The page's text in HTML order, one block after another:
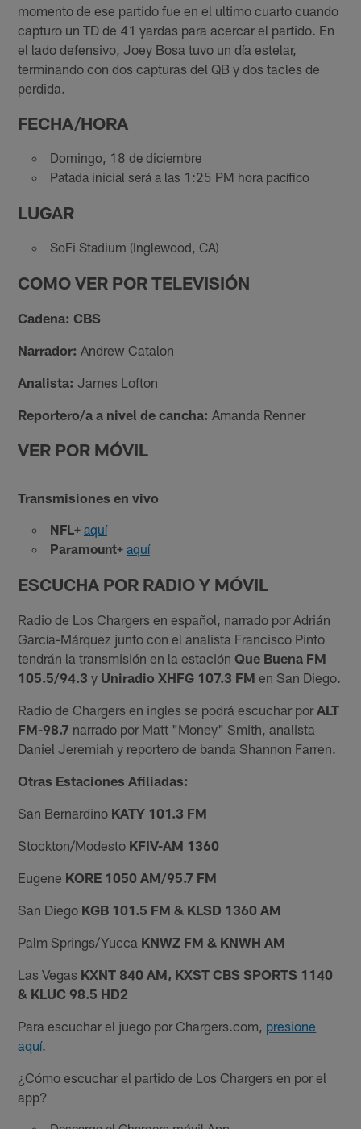
momento de ese partido fue en el ultimo cuarto cuando
capturo un TD de 41 yardas para acercar el partido. En
el lado defensivo, Joey Bosa tuvo un día estelar,
terminando con dos capturas del QB y dos tacles de
perdida.
FECHA/HORA
Domingo, 18 de diciembre
Patada inicial será a las 1:25 PM hora pacífico
LUGAR
SoFi Stadium (Inglewood, CA)
COMO VER POR TELEVISIÓN
Cadena: CBS
Narrador: Andrew Catalon
Analista: James Lofton
Reportero/a a nivel de cancha: Amanda Renner
VER POR MÓVIL
Transmisiones en vivo
NFL+ aquí
Paramount+ aquí
ESCUCHA POR RADIO Y MÓVIL
Radio de Los Chargers en español, narrado por Adrián
García-Márquez junto con el analista Francisco Pinto
tendrán la transmisión en la estaciónQue Buena FM
105.5/94.3 y Uniradio XHFG 107.3 FM en San Diego.
Radio de Chargers en ingles se podrá escuchar por ALT
FM-98.7 narrado por Matt "Money" Smith, analista
Daniel Jeremiah y reportero de banda Shannon Farren.
Otras Estaciones Afiliadas:
San Bernardino KATY 101.3 FM
Stockton/Modesto KFIV-AM 1360
Eugene KORE 1050 AM/95.7 FM
San Diego KGB 101.5 FM & KLSD 1360 AM
Palm Springs/Yucca KNWZ FM & KNWH AM
Las Vegas KXNT 840 AM, KXST CBS SPORTS 1140
& KLUC 98.5 HD2
Para escuchar el juego por Chargers.com, presione
aquí.
¿Cómo escuchar el partido de Los Chargers en por el
app?